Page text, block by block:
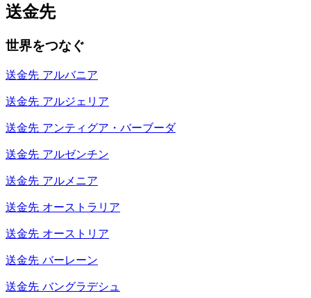
送金先
世界をつなぐ
送金先 アルバニア
送金先 アルジェリア
送金先 アンティグア・バーブーダ
送金先 アルゼンチン
送金先 アルメニア
送金先 オーストラリア
送金先 オーストリア
送金先 バーレーン
送金先 バングラデシュ